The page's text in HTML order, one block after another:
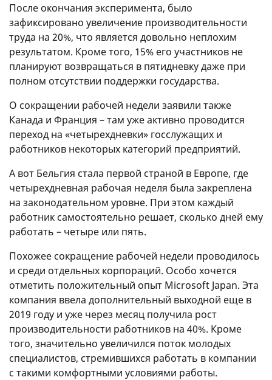
После окончания эксперимента, было
зафиксировано увеличение производительности
труда на 20%, что является довольно неплохим
результатом. Кроме того, 15% его участников не
планируют возвращаться в пятидневку даже при
полном отсутствии поддержки государства.
О сокращении рабочей недели заявили также
Канада и Франция – там уже активно проводится
переход на «четырехдневки» госслужащих и
работников некоторых категорий предприятий.
А вот Бельгия стала первой страной в Европе, где
четырехдневная рабочая неделя была закреплена
на законодательном уровне. При этом каждый
работник самостоятельно решает, сколько дней ему
работать – четыре или пять.
Похожее сокращение рабочей недели проводилось
и среди отдельных корпораций. Особо хочется
отметить положительный опыт Microsoft Japan. Эта
компания ввела дополнительный выходной еще в
2019 году и уже через месяц получила рост
производительности работников на 40%. Кроме
того, значительно увеличился поток молодых
специалистов, стремившихся работать в компании
с такими комфортными условиями работы.